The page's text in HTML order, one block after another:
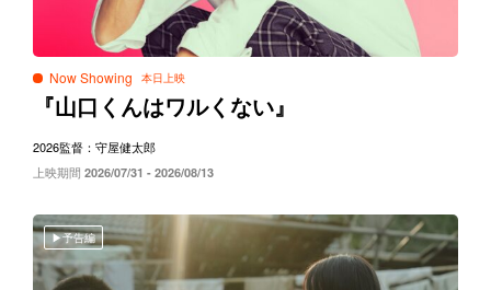
Now Showing
『山口くんはワルくない』
2026監督：守屋健太郎
上映期間 2026/07/31 - 2026/08/13
予告編